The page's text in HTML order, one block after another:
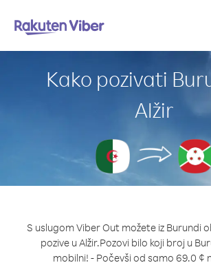
Kako pozivati
Alžir
S uslugom Viber Out možete iz Burundi
pozive u Alžir.Pozovi bilo koji broj u
mobilni! - Počevši od samo 69.0 ¢